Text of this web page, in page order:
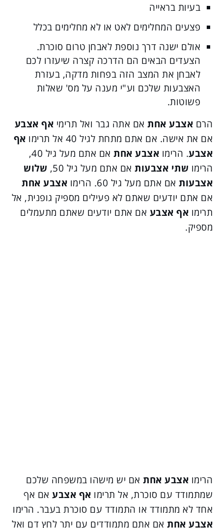
בעיות בראייה
פצעים המחלימים לאט או לא מחלימים בכלל
אולם ישנה דרך נוספת לאבחן טרום סוכרת.
הצעדים הבאים הם הדרכה קצרה שיעזרו לכם
לאבחן את המצב הזה בפחות מדקה, בעזרת
האצבעות שלכם וע"י מענה על מס' שאלות
פשוטות.
הרם אצבע אחת אם אתה גבר ואל תרימי אף אצבע
אם את אישה. אם אתם מתחת לגיל 40 אל תרימו
אף
אצבע. הרימו אצבע אחת
אם אתם מעל גיל 40,
הרימו שתי אצבעות אם אתם מעל גיל 50,
שלוש
אצבעות אם אתם מעל גיל 60. הרימו
אצבע אחת
אם אתם יודעים שאתם לא פעילים מספיק גופנית, אל
תרימו אף אצבע אם אתם יודעים שאתם מתעמלים
מספיק.
הרימו אצבע אחת אם יש מישהו במשפחה שלכם
שמתמודד עם סוכרת, אל תרימו אף אצבע אם אף
אחד לא מתמודד או התמודד עם סוכרת בעבר. הרימו
אצבע אחת אם אתם מתמודדים עם יתר לחץ דם ואל